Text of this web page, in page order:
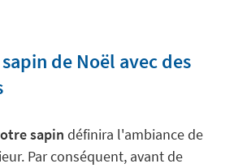
de Noël avec des
sapin définira l'ambiance de
Par conséquent, avant de